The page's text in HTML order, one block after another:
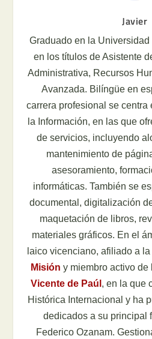
Javier
Graduado en la
en los títulos de Asistente
Administrativa, Recursos
Avanzada. Bilíngüe en
carrera profesional se centra
la Información, en las que
de servicios, incluyendo
mantenimiento de
asesoramiento,
informáticas. También se
documental, digitalización
maquetación de libros,
materiales gráficos. En el
laico vicenciano, afiliado a la
Misión y miembro activo de
Vicente de Paúl , en la que
Histórica Internacional y ha
dedicados a su principal
Federico Ozanam.